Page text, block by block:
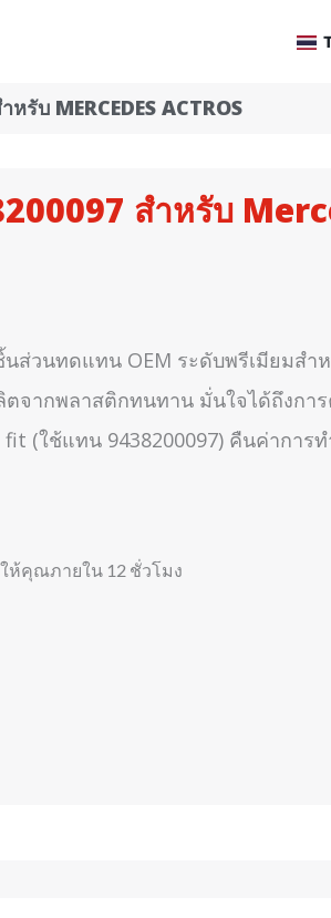
บ MERCEDES ACTROS
สำหรับ
ส่วนทดแทน OEM ระดับพรีเมียมสำ
ตจากพลาสติกทนทาน มั่นใจได้ถึงกา
(ใช้แทน 9438200097) คืนค่าการท
ห้คุณภายใน 12 ชั่วโมง​